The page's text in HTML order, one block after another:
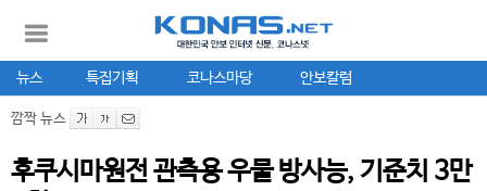
뉴스 특집기획 코나스마당 안보칼럼
깜짝 뉴스
후쿠시마원전 관측용 우물 방사능, 기준치 3만